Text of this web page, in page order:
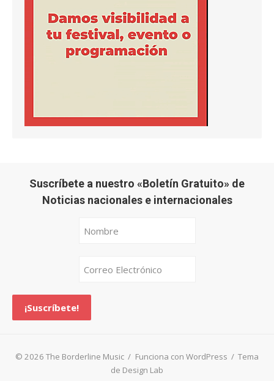
Suscríbete a nuestro «Boletín Gratuito» de
Noticias nacionales e internacionales
© 2026 The Borderline Music / Funciona con WordPress / Tema
de Design Lab